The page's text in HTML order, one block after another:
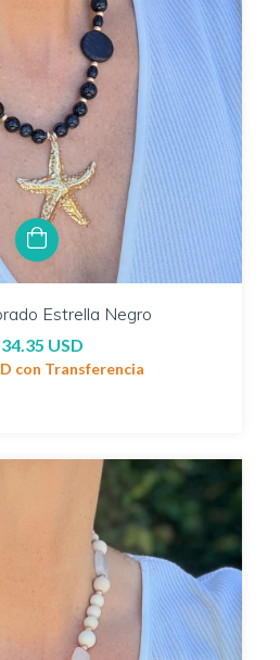
Estrella Negro
USD
con Transferencia